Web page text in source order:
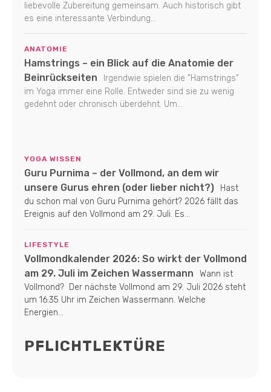
liebevolle Zubereitung gemeinsam. Auch historisch gibt
es eine interessante Verbindung...
ANATOMIE
Hamstrings – ein Blick auf die Anatomie der
Beinrückseiten
Irgendwie spielen die "Hamstrings"
im Yoga immer eine Rolle. Entweder sind sie zu wenig
gedehnt oder chronisch überdehnt. Um...
YOGA WISSEN
Guru Purnima – der Vollmond, an dem wir
unsere Gurus ehren (oder lieber nicht?)
Hast
du schon mal von Guru Purnima gehört? 2026 fällt das
Ereignis auf den Vollmond am 29. Juli. Es...
LIFESTYLE
Vollmondkalender 2026: So wirkt der Vollmond
am 29. Juli im Zeichen Wassermann
Wann ist
Vollmond? Der nächste Vollmond am 29. Juli 2026 steht
um 16:35 Uhr im Zeichen Wassermann. Welche
Energien...
PFLICHTLEKTÜRE